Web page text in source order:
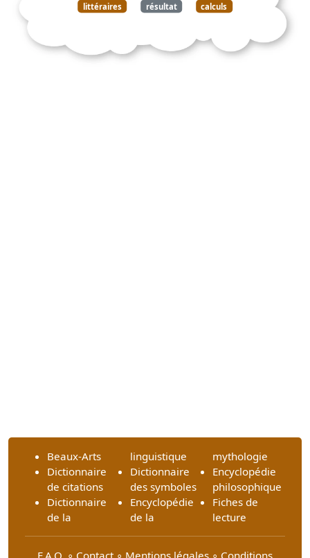
littéraires résultat calculs
propose art loin entraves
Beaux-Arts
Dictionnaire
de citations
Dictionnaire
de la
linguistique
Dictionnaire
des symboles
Encyclopédie
de la
mythologie
Encyclopédie
philosophique
Fiches de
lecture